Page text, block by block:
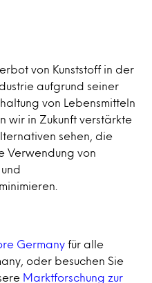
von Kunststoff in der
aufgrund seiner
von Lebensmitteln
wir in Zukunft verstärkte
sehen, die
Verwendung von
Germany für alle
oder besuchen Sie
Marktforschung zur